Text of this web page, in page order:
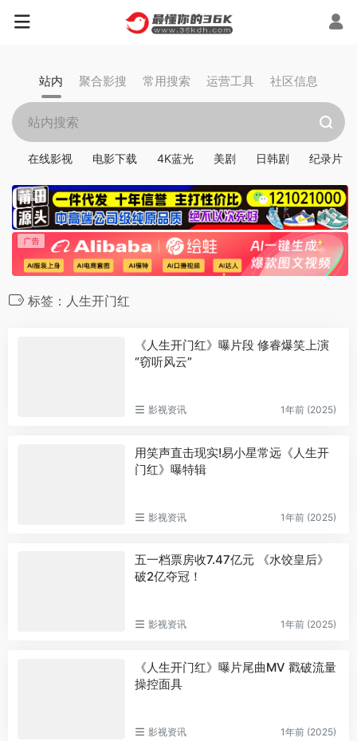
站内 聚合影搜 常用搜索 运营工具 社区信息
在线影视 电影下载 4K蓝光 美剧 日韩剧 纪录片
标签：人生开门红
《人生开门红》曝片段 修睿爆笑上演
“窃听风云”
影视资讯 1年前 (2025)
用笑声直击现实!易小星常远《人生开
门红》曝特辑
影视资讯 1年前 (2025)
五一档票房收7.47亿元 《水饺皇后》
破2亿夺冠！
影视资讯 1年前 (2025)
《人生开门红》曝片尾曲MV 戳破流量
操控面具
影视资讯 1年前 (2025)